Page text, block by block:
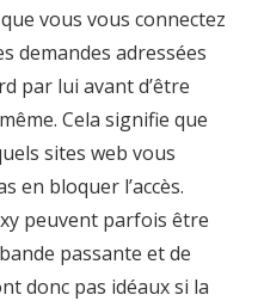
vous vous connectez
demandes adressées
par lui avant d’être
Cela signifie que
sites web vous
en bloquer l’accès.
peuvent parfois être
passante et de
donc pas idéaux si la